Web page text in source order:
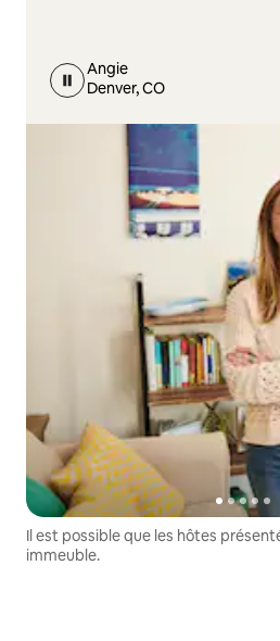
Angie
Denver, CO
Il est possible que les hôtes
immeuble.